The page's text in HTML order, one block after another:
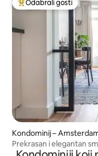
Među najviše
Odabrali gosti
Kondominij –
Prekrasan i elegantan
zapadu!